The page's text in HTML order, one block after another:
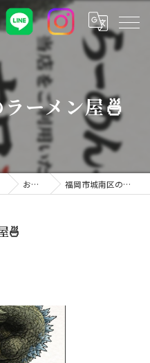
ーメン屋🍜
お知らせ 福岡市城南区のラーメン屋🍜
🍜